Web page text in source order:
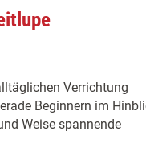
Verrichtung
Beginnern im
Weise spannende